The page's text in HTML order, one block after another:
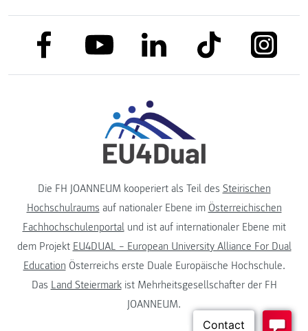
link to facebooklink to youtubelink to linkedinlink to tiktok
Die FH JOANNEUM kooperiert als Teil des Steirischen
Hochschulraums auf nationaler Ebene im Österreichischen
Fachhochschulenportalund ist auf internationaler Ebene mit
dem Projekt EU4DUAL – European University Alliance For Dual
Education Österreichs erste Duale Europäische Hochschule.
Das Land Steiermarkist Mehrheitsgesellschafter der FH
JOANNEUM.